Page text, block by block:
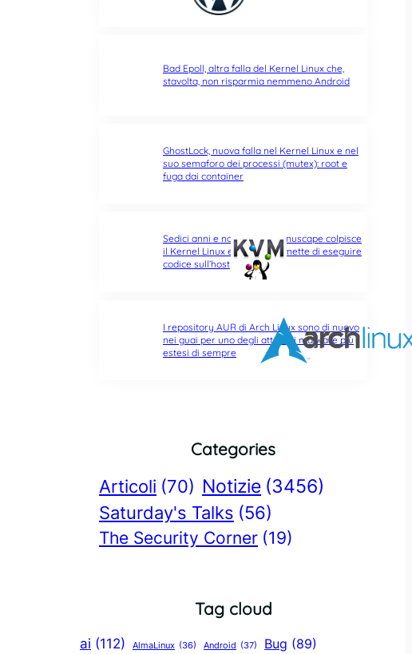
Bad Epoll, altra falla del Kernel Linux che,
stavolta, non risparmia nemmeno Android
GhostLock, nuova falla nel Kernel Linux e nel
suo semaforo dei processi (mutex): root e
fuga dai container
Sedici anni e non sentirli: Januscape colpisce
il Kernel Linux e KVM, e permette di eseguire
codice sull’host
I repository AUR di Arch Linux sono di nuovo
nei guai per uno degli attacchi malware più
estesi di sempre
Categories
Articoli (70) Notizie (3456)
Saturday's Talks (56)
The Security Corner (19)
Tag cloud
ai (112) AlmaLinux (36) Android (37) Bug (89)